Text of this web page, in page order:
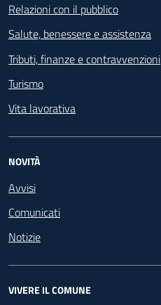
Relazioni con il pubblico
Salute, benessere e assistenza
Tributi, finanze e contravvenzioni
Turismo
Vita lavorativa
NOVITÀ
Avvisi
Comunicati
Notizie
VIVERE IL COMUNE